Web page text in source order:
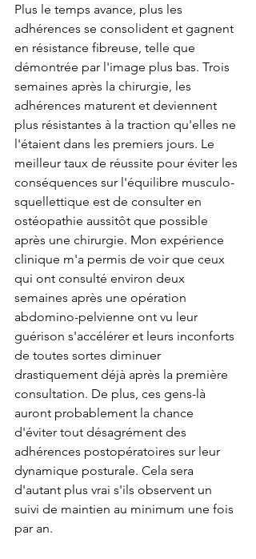
Plus le temps avance, plus les
adhérences se consolident et gagnent
en résistance fibreuse, telle que
démontrée par l'image plus bas. Trois
semaines après la chirurgie, les
adhérences maturent et deviennent
plus résistantes à la traction qu'elles ne
l'étaient dans les premiers jours. Le
meilleur taux de réussite pour éviter les
conséquences sur l'équilibre musculo-
squellettique est de consulter en
ostéopathie aussitôt que possible
après une chirurgie. Mon expérience
clinique m'a permis de voir que ceux
qui ont consulté environ deux
semaines après une opération
abdomino-pelvienne ont vu leur
guérison s'accélérer et leurs inconforts
de toutes sortes diminuer
drastiquement déjà après la première
consultation. De plus, ces gens-là
auront probablement la chance
d'éviter tout désagrément des
adhérences postopératoires sur leur
dynamique posturale. Cela sera
d'autant plus vrai s'ils observent un
suivi de maintien au minimum une fois
par an.